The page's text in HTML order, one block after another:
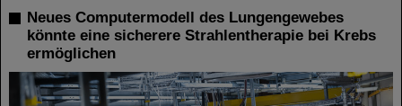
Neues Computermodell des Lungengewebes
könnte eine sicherere Strahlentherapie bei Krebs
ermöglichen